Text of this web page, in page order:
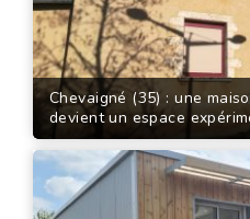
Chevaigné (35) : une
devient un espace